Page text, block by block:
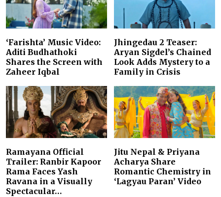
‘Farishta’ Music Video:
Aditi Budhathoki
Shares the Screen with
Zaheer Iqbal
Jhingedau 2 Teaser:
Aryan Sigdel’s Chained
Look Adds Mystery to a
Family in Crisis
Ramayana Official
Trailer: Ranbir Kapoor
Rama Faces Yash
Ravana in a Visually
Spectacular…
Jitu Nepal & Priyana
Acharya Share
Romantic Chemistry in
‘Lagyau Paran’ Video